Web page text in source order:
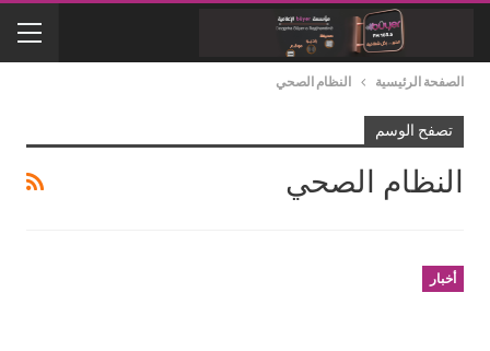
الصفحة الرئيسية النظام الصحي
تصفح الوسم
النظام الصحي
أخبار